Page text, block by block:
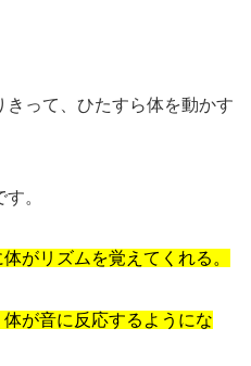
って、ひたすら体を動かす
。
がリズムを覚えてくれる。
が音に反応するようにな